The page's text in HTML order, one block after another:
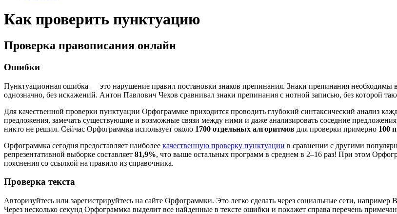
Как проверить пунктуацию
Проверка правописания онлайн
Ошибки
Пунктуационная ошибка — это нарушение правил постановки знаков препинания. Знаки препинания
однозначно, без искажений. Антон Павлович Чехов сравнивал знаки препинания с нотной записью, без которой
Для качественной проверки пунктуации Орфограммке приходится проводить глубокий синтаксический анализ
предложения, замечать существующие и возможные связи между ними и даже анализировать соседние
никто не решил. Сейчас Орфограммка использует около 1700 отдельных алгоритмов для проверки примерно 100
Орфограммка сегодня предоставляет наиболее качественную проверку пунктуации в сравнении с другими
репрезентативной выборке составляет 81,9%, что выше остальных программ в среднем в 2–16 раз! При этом
пояснения со ссылкой на правило из справочника.
Проверка текста
Авторизуйтесь или зарегистрируйтесь на сайте Орфограммки. Это легко сделать через социальные сети,
Через несколько секунд Орфограммка выделит все найденные в тексте ошибки и покажет справа перечень